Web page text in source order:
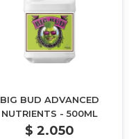
BIG BUD ADVANCED
NUTRIENTS - 500ML
$ 2.050